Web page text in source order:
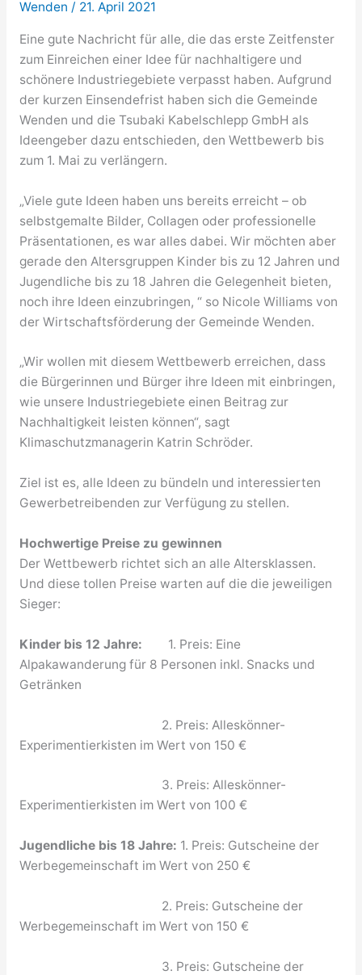
Wenden / 21. April 2021
Eine gute Nachricht für alle, die das erste Zeitfenster
zum Einreichen einer Idee für nachhaltigere und
schönere Industriegebiete verpasst haben. Aufgrund
der kurzen Einsendefrist haben sich die Gemeinde
Wenden und die Tsubaki Kabelschlepp GmbH als
Ideengeber dazu entschieden, den Wettbewerb bis
zum 1. Mai zu verlängern.
„Viele gute Ideen haben uns bereits erreicht – ob
selbstgemalte Bilder, Collagen oder professionelle
Präsentationen, es war alles dabei. Wir möchten aber
gerade den Altersgruppen Kinder bis zu 12 Jahren und
Jugendliche bis zu 18 Jahren die Gelegenheit bieten,
noch ihre Ideen einzubringen, “ so Nicole Williams von
der Wirtschaftsförderung der Gemeinde Wenden.
„Wir wollen mit diesem Wettbewerb erreichen, dass
die Bürgerinnen und Bürger ihre Ideen mit einbringen,
wie unsere Industriegebiete einen Beitrag zur
Nachhaltigkeit leisten können“, sagt
Klimaschutzmanagerin Katrin Schröder.
Ziel ist es, alle Ideen zu bündeln und interessierten
Gewerbetreibenden zur Verfügung zu stellen.
Hochwertige Preise zu gewinnen
Der Wettbewerb richtet sich an alle Altersklassen.
Und diese tollen Preise warten auf die die jeweiligen
Sieger:
Kinder bis 12 Jahre: 1. Preis: Eine
Alpakawanderung für 8 Personen inkl. Snacks und
Getränken
2. Preis: Alleskönner-
Experimentierkisten im Wert von 150 €
3. Preis: Alleskönner-
Experimentierkisten im Wert von 100 €
Jugendliche bis 18 Jahre: 1. Preis: Gutscheine der
Werbegemeinschaft im Wert von 250 €
2. Preis: Gutscheine der
Werbegemeinschaft im Wert von 150 €
3. Preis: Gutscheine der